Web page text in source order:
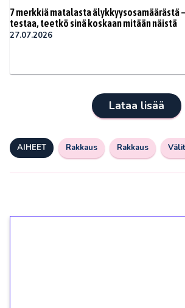
7 merkkiä matalasta älykkyysosamäärästä –
testaa, teetkö sinä koskaan mitään näistä
27.07.2026
Lataa lisää
AIHEET Rakkaus Rakkaus